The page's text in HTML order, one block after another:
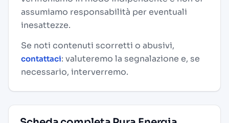
assumiamo responsabilità per eventuali
inesattezze.
Se noti contenuti scorretti o abusivi,
contattaci: valuteremo la segnalazione e, se
necessario, interverremo.